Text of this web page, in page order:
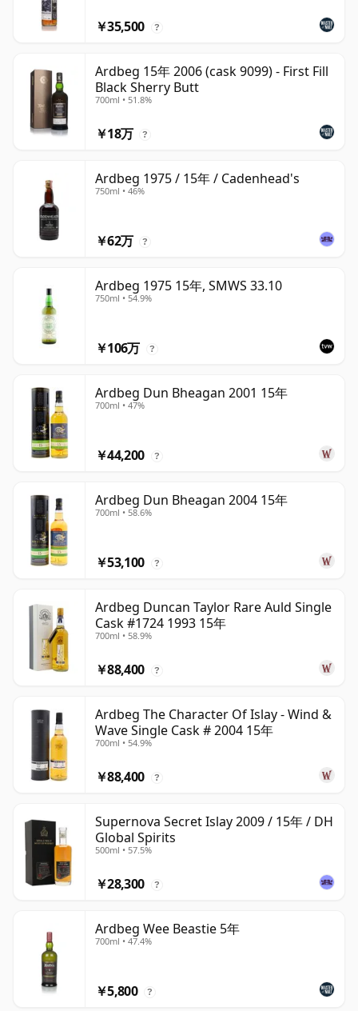
￥35,500 ?
Ardbeg 15年 2006 (cask 9099) - First Fill
Black Sherry Butt
700ml • 51.8%
￥18万 ?
Ardbeg 1975 / 15年 / Cadenhead's
750ml • 46%
￥62万 ?
Ardbeg 1975 15年, SMWS 33.10
750ml • 54.9%
￥106万 ?
Ardbeg Dun Bheagan 2001 15年
700ml • 47%
￥44,200 ?
Ardbeg Dun Bheagan 2004 15年
700ml • 58.6%
￥53,100 ?
Ardbeg Duncan Taylor Rare Auld Single
Cask #1724 1993 15年
700ml • 58.9%
￥88,400 ?
Ardbeg The Character Of Islay - Wind &
Wave Single Cask # 2004 15年
700ml • 54.9%
￥88,400 ?
Supernova Secret Islay 2009 / 15年 / DH
Global Spirits
500ml • 57.5%
￥28,300 ?
Ardbeg Wee Beastie 5年
700ml • 47.4%
￥5,800 ?